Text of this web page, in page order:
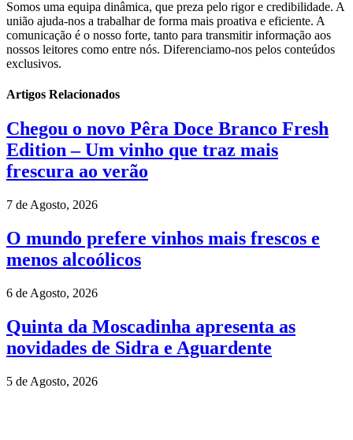
Somos uma equipa dinâmica, que preza pelo rigor e credibilidade. A
união ajuda-nos a trabalhar de forma mais proativa e eficiente. A
comunicação é o nosso forte, tanto para transmitir informação aos
nossos leitores como entre nós. Diferenciamo-nos pelos conteúdos
exclusivos.
Artigos Relacionados
Chegou o novo Pêra Doce Branco Fresh
Edition – Um vinho que traz mais
frescura ao verão
7 de Agosto, 2026
O mundo prefere vinhos mais frescos e
menos alcoólicos
6 de Agosto, 2026
Quinta da Moscadinha apresenta as
novidades de Sidra e Aguardente
5 de Agosto, 2026